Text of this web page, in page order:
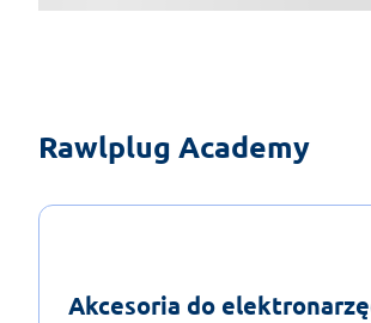
Rawlplug Academy
Akcesoria do